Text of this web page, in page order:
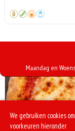
Maandag en
We gebruiken cookies
voorkeuren hieronder